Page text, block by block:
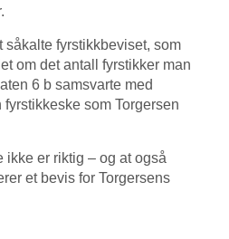
fyrstikkbeviset, som
om det antall fyrstikker man
6 b samsvarte med
som Torgersen
ikke er riktig – og at også
et bevis for Torgersens